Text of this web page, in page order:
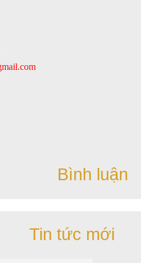
Bình luận
Tin tức mới